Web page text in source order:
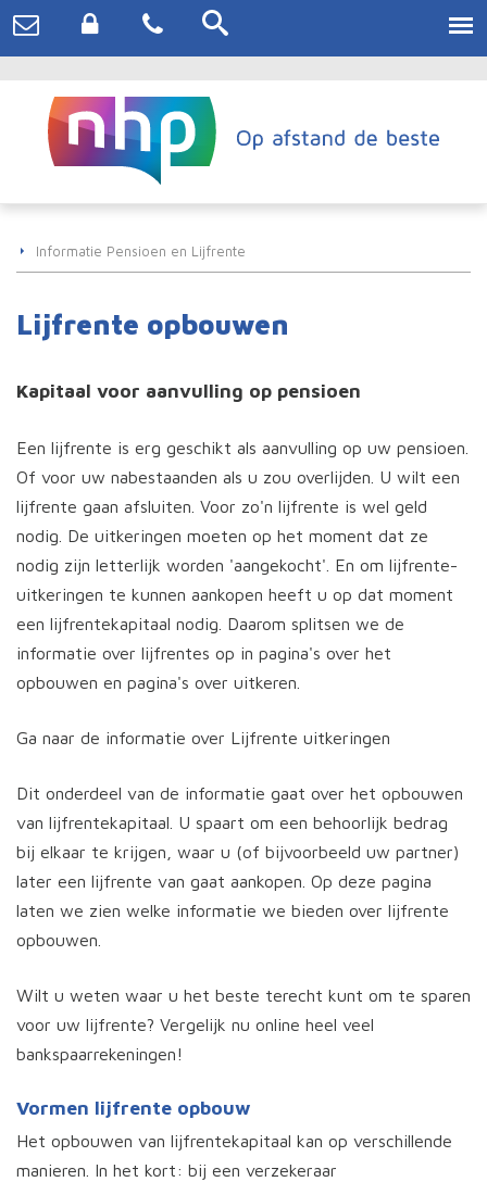
Informatie Pensioen en Lijfrente
Lijfrente opbouwen
Kapitaal voor aanvulling op pensioen
Een lijfrente is erg geschikt als aanvulling op uw pensioen.
Of voor uw nabestaanden als u zou overlijden. U wilt een
lijfrente gaan afsluiten. Voor zo'n lijfrente is wel geld
nodig. De uitkeringen moeten op het moment dat ze
nodig zijn letterlijk worden 'aangekocht'. En om lijfrente-
uitkeringen te kunnen aankopen heeft u op dat moment
een lijfrentekapitaal nodig. Daarom splitsen we de
informatie over lijfrentes op in pagina's over het
opbouwen en pagina's over uitkeren.
Ga naar de informatie over Lijfrente uitkeringen
Dit onderdeel van de informatie gaat over het opbouwen
van lijfrentekapitaal. U spaart om een behoorlijk bedrag
bij elkaar te krijgen, waar u (of bijvoorbeeld uw partner)
later een lijfrente van gaat aankopen. Op deze pagina
laten we zien welke informatie we bieden over lijfrente
opbouwen.
Wilt u weten waar u het beste terecht kunt om te sparen
voor uw lijfrente? Vergelijk nu online heel veel
bankspaarrekeningen!
Vormen lijfrente opbouw
Het opbouwen van lijfrentekapitaal kan op verschillende
manieren. In het kort: bij een verzekeraar